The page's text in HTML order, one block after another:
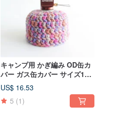
キャンプ用 かぎ編み OD缶カ
バー ガス缶カバー サイズ110
ミックスムラサキ
US$ 16.53
5 (1)